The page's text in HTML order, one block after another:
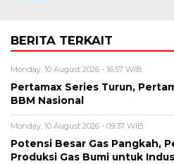
BERITA TERKAIT
Monday, 10 August 2026 - 16:57 WIB
Pertamax Series Turun,
BBM Nasional
Monday, 10 August 2026 - 09:37 WIB
Potensi Besar Gas Pangkah,
Produksi Gas Bumi untuk